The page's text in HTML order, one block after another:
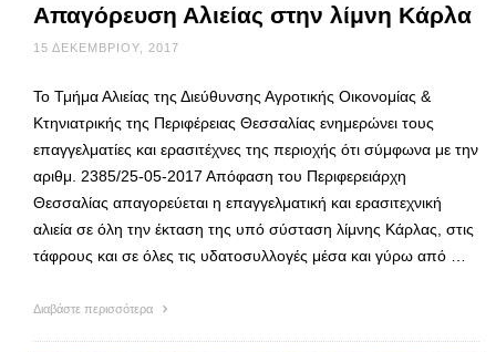
Απαγόρευση Αλιείας στην λίμνη Κάρλα
15 ΔΕΚΕΜΒΡΊΟΥ, 2017
Το Τμήμα Αλιείας της Διεύθυνσης Αγροτικής Οικονομίας &
Κτηνιατρικής της Περιφέρειας Θεσσαλίας ενημερώνει τους
επαγγελματίες και ερασιτέχνες της περιοχής ότι σύμφωνα με την
αριθμ. 2385/25-05-2017 Απόφαση του Περιφερειάρχη
Θεσσαλίας απαγορεύεται η επαγγελματική και ερασιτεχνική
αλιεία σε όλη την έκταση της υπό σύσταση λίμνης Κάρλας, στις
τάφρους και σε όλες τις υδατοσυλλογές μέσα και γύρω από …
Διαβάστε περισσότερα